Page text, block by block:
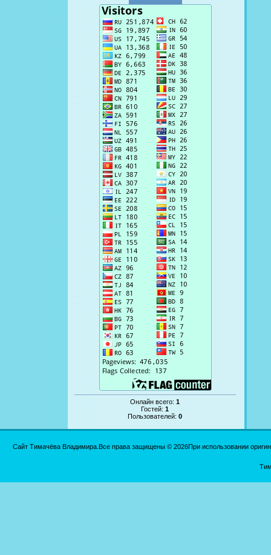
Онлайн всего:1
Гостей:1
Пользователей:0
Сайт Тимачёва Владимира.Все права защищены © 2026При использовании